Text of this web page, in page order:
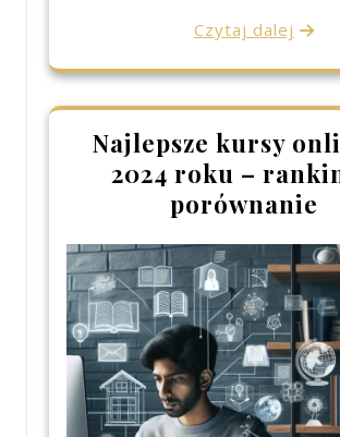
Czytaj dalej
Najlepsze kursy
2024 roku –
porównanie